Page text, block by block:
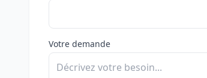
Votre demande